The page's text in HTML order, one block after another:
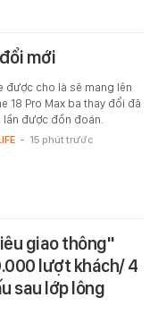
mới
được cho là sẽ mang lên
18 Pro Max ba thay đổi đã
lần được đồn đoán.
- 15 phút trước
giao thông"
lượt khách/ 4
sau lớp lông